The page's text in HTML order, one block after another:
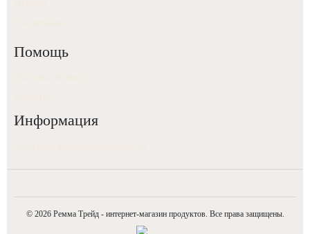
Помощь
Информация
© 2026 Ремма Трейд - интернет-магазин продуктов. Все права защищены.